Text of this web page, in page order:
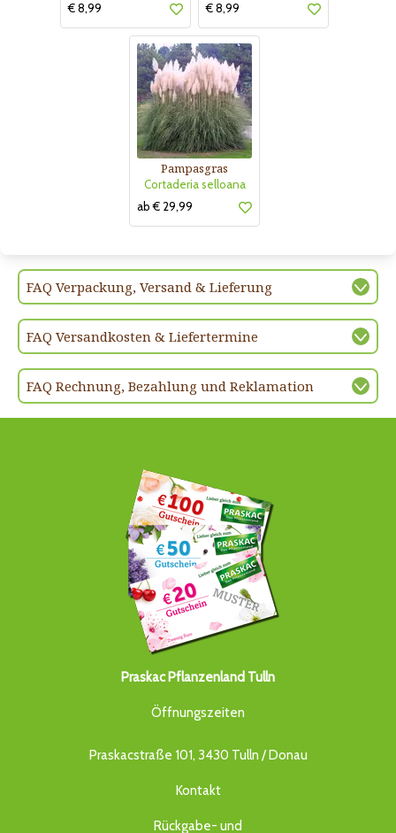
€ 8,99
€ 8,99
Pampasgras
Cortaderia selloana
ab € 29,99
FAQ Verpackung, Versand & Lieferung
FAQ Versandkosten & Liefertermine
FAQ Rechnung, Bezahlung und Reklamation
Praskac Pflanzenland Tulln
Öffnungszeiten
Praskacstraße 101, 3430 Tulln / Donau
Kontakt
Rückgabe- und